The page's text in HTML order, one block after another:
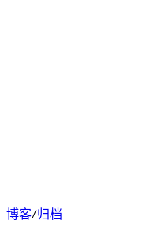
博客/归档